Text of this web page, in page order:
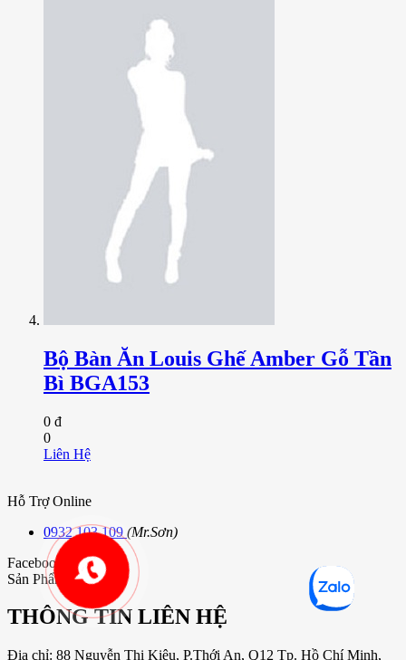
Bộ Bàn Ăn Louis Ghế Amber Gỗ Tần
Bì BGA153
0 đ
0
Liên Hệ
Hỗ Trợ Online
0932 103 109 (Mr.Sơn)
Facebook Fanpage
Sản Phẩm Bán Chạy
THÔNG TIN LIÊN HỆ
Địa chỉ: 88 Nguyễn Thị Kiêu, P.Thới An, Q12 Tp. Hồ Chí Minh,